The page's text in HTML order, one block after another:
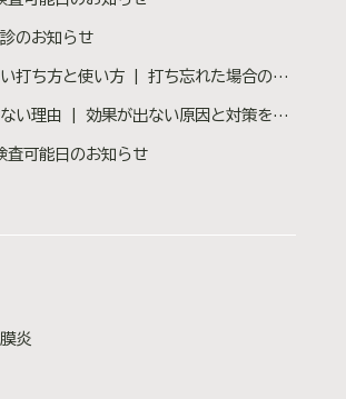
ている治療法です。 ビタミン類や抗
品を体の内側から接種することで、
高い効果が期待できます。 光治療や
他の施術と併用して内服することで高
ます🎵 💎美容内服の種類 ①シナ
表格です！ 主成分：アスコルビン酸
もに、コラーゲンの生成を促進し、
キビ予防の効果があります。 パンテ
ンB5）は糖分、脂質、タンパク質の代
常に保ってくれます。 肌の土台から
服できる内服薬となっております。(※
のお知らせ
と使い方 | 打ち忘れた場合の対処法も医師が解説
理由 | 効果が出ない原因と対策を医師が解説
可能日のお知らせ
炎